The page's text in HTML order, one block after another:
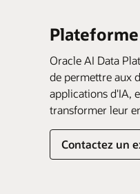
Oracle AI Data
de permettre aux
applications d'IA,
transformer leur
Contactez un